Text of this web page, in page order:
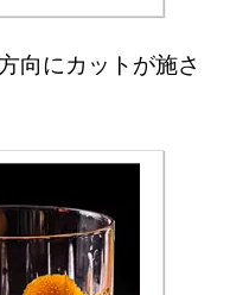
向にカットが施さ